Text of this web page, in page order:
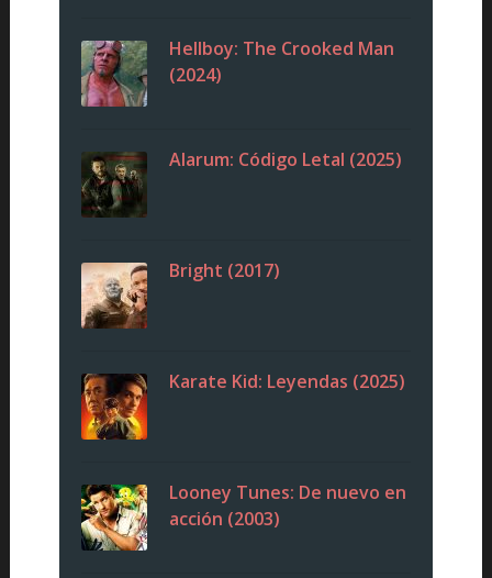
Hellboy: The Crooked Man
(2024)
Alarum: Código Letal (2025)
Bright (2017)
Karate Kid: Leyendas (2025)
Looney Tunes: De nuevo en
acción (2003)